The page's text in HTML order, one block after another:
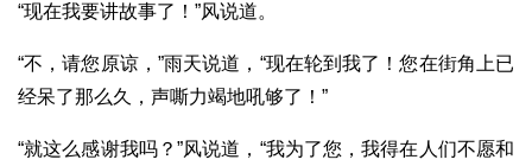
“现在我要讲故事了！”风说道。
“不，请您原谅，”雨天说道，“现在轮到我了！您在街角上已
经呆了那么久，声嘶力竭地吼够了！”
“就这么感谢我吗？”风说道，“我为了您，我得在人们不愿和